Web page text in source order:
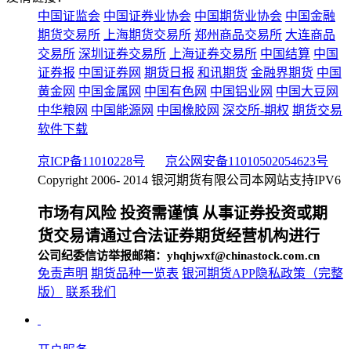
中国证监会 中国证券业协会 中国期货业协会 中国金融
期货交易所
上海期货交易所 郑州商品交易所 大连商品
交易所 深圳证券交易所 上海证券交易所 中国结算 中国
证券报 中国证券网 期货日报 和讯期货 金融界期货 中国
黄金网 中国金属网 中国有色网 中国铝业网 中国大豆网
中华粮网 中国能源网 中国橡胶网 深交所-期权 期货交易
软件下载
京ICP备11010228号
京公网安备11010502054623号
Copyright 2006- 2014 银河期货有限公司本网站支持IPV6
市场有风险 投资需谨慎 从事证券投资或期
货交易请通过合法证券期货经营机构进行
公司纪委信访举报邮箱：yhqhjwxf@chinastock.com.cn
免责声明 期货品种一览表 银河期货APP隐私政策（完整
版）
联系我们